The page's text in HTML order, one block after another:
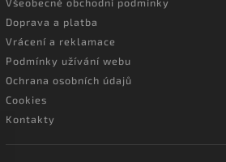
Všeobecné obchodní podmínky
Doprava a platba
Vrácení a reklamace
Podmínky užívání webu
Ochrana osobních údajů
Cookies
Kontakty